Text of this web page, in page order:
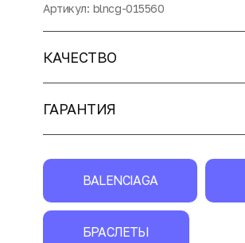
Артикул: blncg-015560
КАЧЕСТВО
ГАРАНТИЯ
BALENCIAGA
БРАСЛЕТЫ